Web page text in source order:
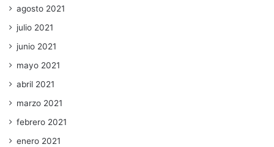
agosto 2021
julio 2021
junio 2021
mayo 2021
abril 2021
marzo 2021
febrero 2021
enero 2021